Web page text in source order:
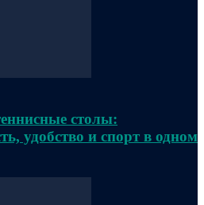
столы:
удобство и спорт в одном